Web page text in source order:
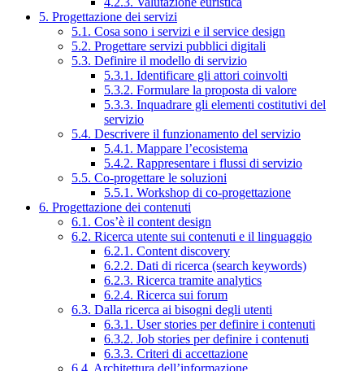
5. Progettazione dei servizi
5.1. Cosa sono i servizi e il service design
5.2. Progettare servizi pubblici digitali
5.3. Definire il modello di servizio
5.3.1. Identificare gli attori coinvolti
5.3.2. Formulare la proposta di valore
5.3.3. Inquadrare gli elementi costitutivi del
servizio
5.4. Descrivere il funzionamento del servizio
5.4.1. Mappare l’ecosistema
5.4.2. Rappresentare i flussi di servizio
5.5. Co-progettare le soluzioni
5.5.1. Workshop di co-progettazione
6. Progettazione dei contenuti
6.1. Cos’è il content design
6.2. Ricerca utente sui contenuti e il linguaggio
6.2.1. Content discovery
6.2.2. Dati di ricerca (search keywords)
6.2.3. Ricerca tramite analytics
6.2.4. Ricerca sui forum
6.3. Dalla ricerca ai bisogni degli utenti
6.3.1. User stories per definire i contenuti
6.3.2. Job stories per definire i contenuti
6.3.3. Criteri di accettazione
6.4. Architettura dell’informazione